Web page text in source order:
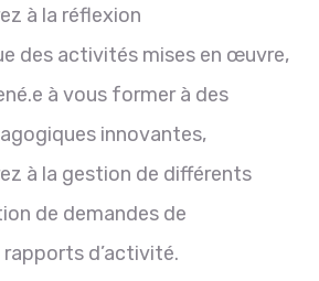
à la réflexion
des activités mises en œuvre,
à vous former à des
innovantes,
à la gestion de différents
de demandes de
d’activité.